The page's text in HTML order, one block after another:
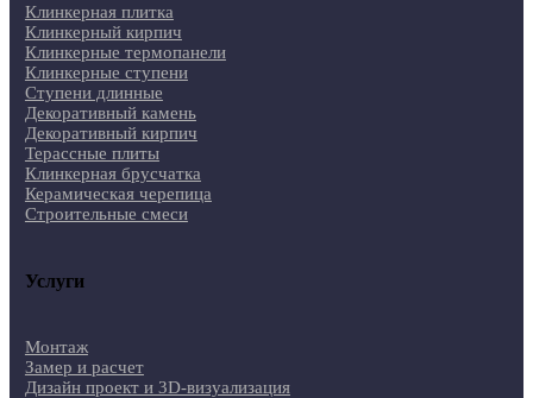
Клинкерная плитка
Клинкерный кирпич
Клинкерные термопанели
Клинкерные ступени
Ступени длинные
Декоративный камень
Декоративный кирпич
Терассные плиты
Клинкерная брусчатка
Керамическая черепица
Строительные смеси
Услуги
Монтаж
Замер и расчет
Дизайн проект и 3D-визуализация